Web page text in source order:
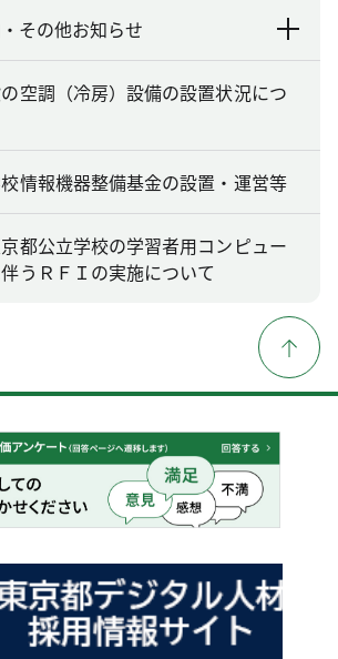
その他お知らせ
空調（冷房）設備の設置状況につ
情報機器整備基金の設置・運営等
都公立学校の学習者用コンピュー
うＲＦＩの実施について